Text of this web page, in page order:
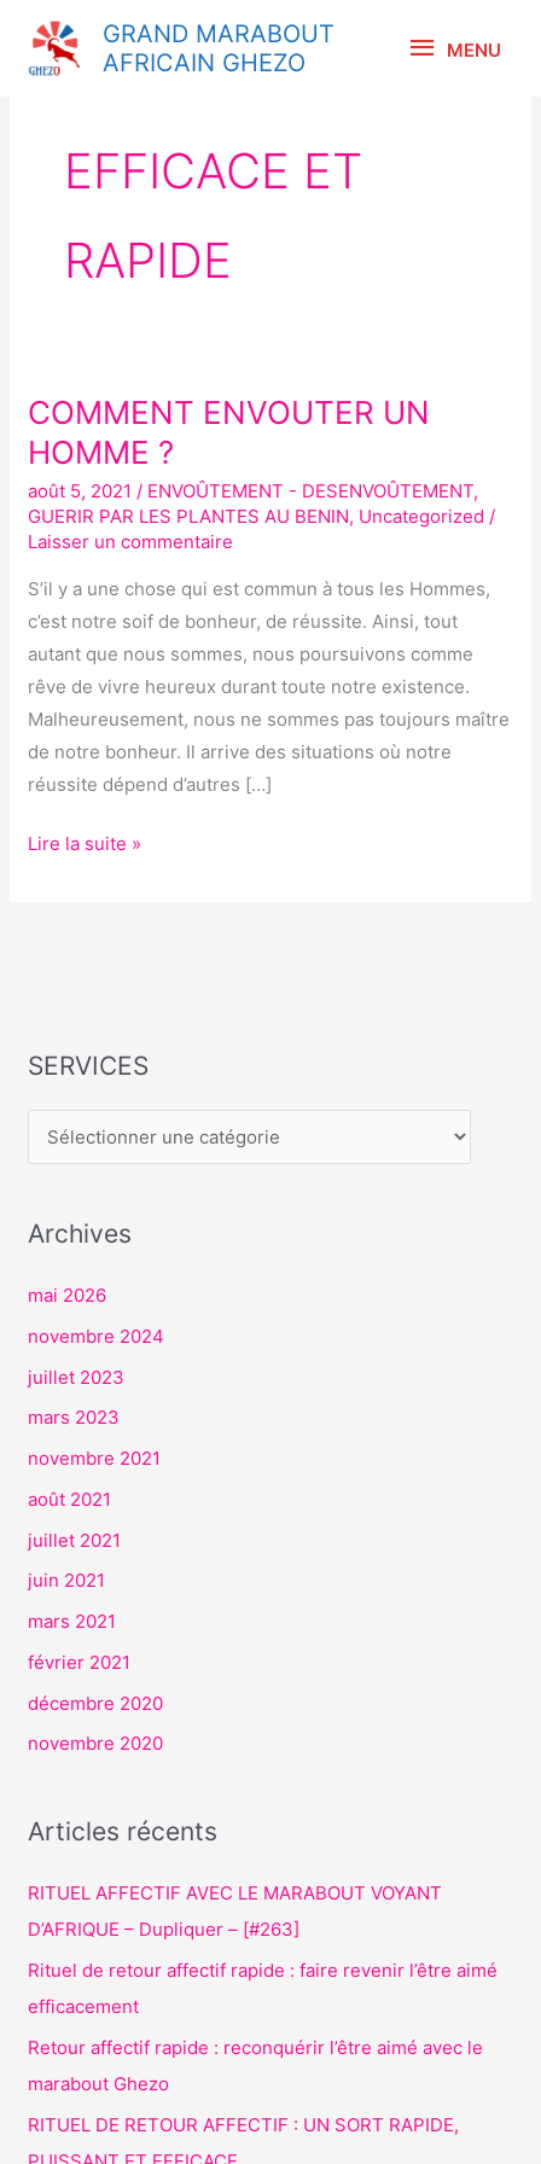
contenu
GRAND MARABOUT
AFRICAIN GHEZO
MENU
EFFICACE ET
RAPIDE
COMMENT ENVOUTER UN
HOMME ?
août 5, 2021 / ENVOÛTEMENT - DESENVOÛTEMENT,
GUERIR PAR LES PLANTES AU BENIN, Uncategorized /
Laisser un commentaire
S’il y a une chose qui est commun à tous les Hommes,
c’est notre soif de bonheur, de réussite. Ainsi, tout
autant que nous sommes, nous poursuivons comme
rêve de vivre heureux durant toute notre existence.
Malheureusement, nous ne sommes pas toujours maître
de notre bonheur. Il arrive des situations où notre
réussite dépend d’autres […]
COMMENT
ENVOUTER
HOMME
?
Lire la suite »
SERVICES
S
V
C
Archives
mai 2026
novembre 2024
juillet 2023
mars 2023
novembre 2021
août 2021
juillet 2021
juin 2021
mars 2021
février 2021
décembre 2020
novembre 2020
Articles récents
RITUEL AFFECTIF AVEC LE MARABOUT VOYANT
D’AFRIQUE – Dupliquer – [#263]
Rituel de retour affectif rapide : faire revenir l’être aimé
efficacement
Retour affectif rapide : reconquérir l’être aimé avec le
marabout Ghezo
RITUEL DE RETOUR AFFECTIF : UN SORT RAPIDE,